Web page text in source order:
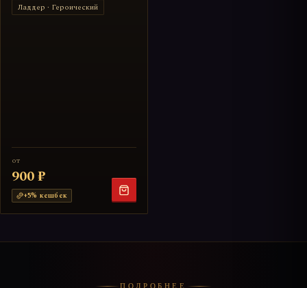
Ладдер · Героический
от
900 ₽
+5% кешбек
ПОДРОБНЕЕ